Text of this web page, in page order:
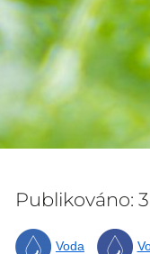
Publikováno:
Voda